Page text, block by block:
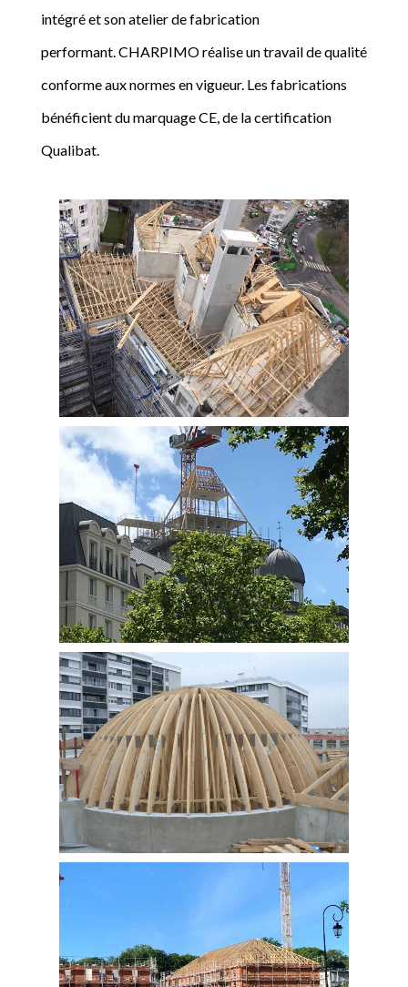
intégré et son atelier de fabrication
performant. CHARPIMO réalise un travail de qualité
conforme aux normes en vigueur. Les fabrications
bénéficient du marquage CE, de la certification
Qualibat.